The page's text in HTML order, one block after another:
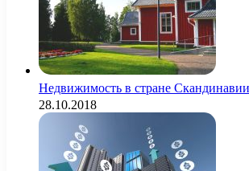
Недвижимость в стране
28.10.2018